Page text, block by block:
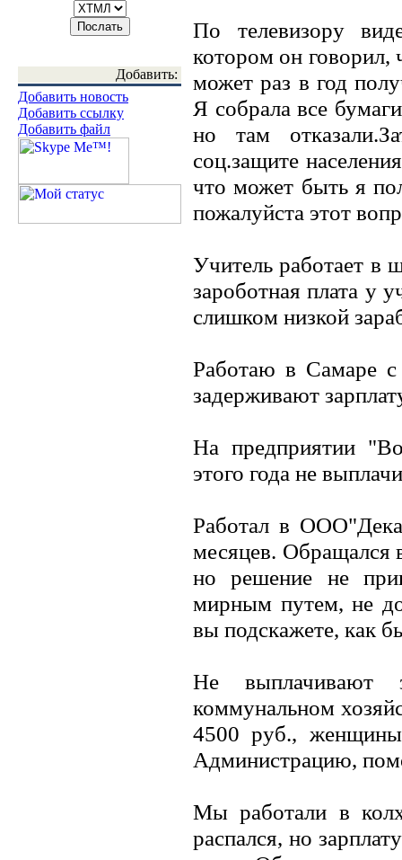
Добавить:
Добавить новость
Добавить ссылку
Добавить файл
По телевизору
котором он
может раз в год
Я собрала все
но там
соц.защите
что может быть я
пожалуйста этот
Учитель работает в
зароботная плата у
слишком низкой
Работаю в Самаре
задерживают
На предприятии
этого года не
Работал в
месяцев. Обращался
но решение не
мирным путем, не
вы подскажете, как
Не выплачивают
коммунальном
4500 руб.,
Администрацию,
Мы работали в
распался, но